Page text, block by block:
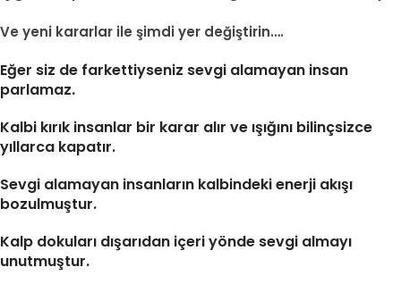
Ve yeni kararlar ile şimdi yer değiştirin….
Eğer siz de farkettiyseniz sevgi alamayan insan
parlamaz.
Kalbi kırık insanlar bir karar alır ve ışığını bilinçsizce
yıllarca kapatır.
Sevgi alamayan insanların kalbindeki enerji akışı
bozulmuştur.
Kalp dokuları dışarıdan içeri yönde sevgi almayı
unutmuştur.